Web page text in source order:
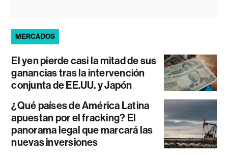
MERCADOS
El yen pierde casi la mitad de sus
ganancias tras la intervención
conjunta de EE.UU. y Japón
¿Qué países de América Latina
apuestan por el fracking? El
panorama legal que marcará las
nuevas inversiones